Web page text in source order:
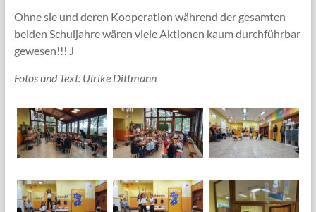
Ohne sie und deren Kooperation während der gesamten
beiden Schuljahre wären viele Aktionen kaum durchführbar
gewesen!!! J
Fotos und Text: Ulrike Dittmann